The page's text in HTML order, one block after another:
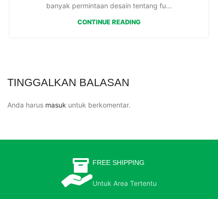
banyak permintaan desain tentang fu...
CONTINUE READING
TINGGALKAN BALASAN
Anda harus masuk untuk berkomentar.
FREE SHIPPING
Untuk Area Tertentu